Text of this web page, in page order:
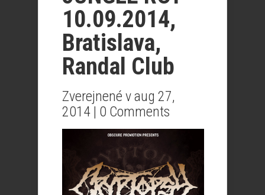
10.09.2014,
Bratislava,
Randal Club
Zverejnené v aug 27,
2014 | 0 Comments